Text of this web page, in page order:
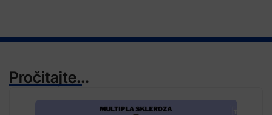
Pročitajte...